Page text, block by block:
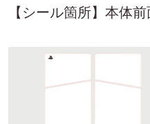
【シール箇所】本体